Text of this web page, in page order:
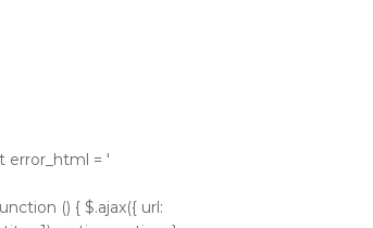
error_html = '
() { $.ajax({ url: